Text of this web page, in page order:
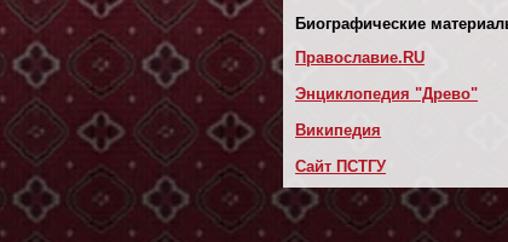
Биографические
Православие.RU
Энциклопедия "Древо"
Википедия
Сайт ПСТГУ